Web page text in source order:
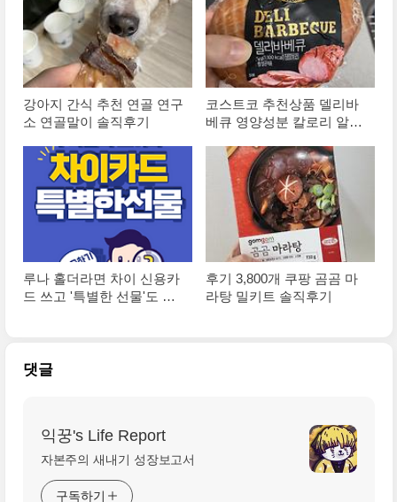
강아지 간식 추천 연골 연구
소 연골말이 솔직후기
코스트코 추천상품 델리바
베큐 영양성분 칼로리 알아
루나 홀더라면 차이 신용카
드 쓰고 '특별한 선물'도 받
후기 3,800개 쿠팡 곰곰 마
라탕 밀키트 솔직후기
댓글
익꿍's Life Report
자본주의 새내기 성장보고서
구독하기